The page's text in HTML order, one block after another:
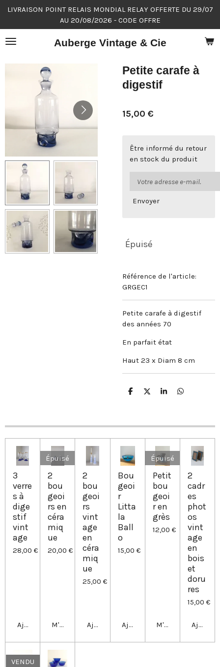
Passer
contenu
principal
Auberge Vintage & Cie
LIVRAISON POINT RELAIS MONDIAL RELAY OFFERTE DU 29/07
AU 20/08/2026 - CODE OFFRE
Petite carafe à
digestif
15,00 €
Être informé du retour
en stock du produit
Envoyer
Épuisé
Référence de l'article:
GRGEC1
Petite carafe à digestif
des années 70
En parfait état
Haut 23 x Diam 8 cm
P
e
r
P
e
P
e
r
P
e
3
verre
s à
dige
stif
vint
age
28,00 €
Ajouter au panier
Épuisé
2
bou
geoi
rs en
céra
miq
ue
20,00 €
M'avertir si disponible
2
bou
geoi
rs
vint
age
en
céra
miq
ue
25,00 €
Ajouter au panier
Bou
geoi
r
Litta
la
Ball
o
15,00 €
Ajouter au panier
Épuisé
Petit
bou
geoi
r en
grès
12,00 €
M'avertir si
2
cadr
es
phot
os
vint
age
en
bois
et
doru
res
15,00 €
Ajouter
VENDU